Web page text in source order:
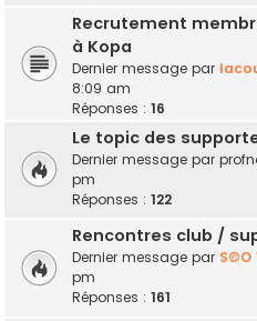
Recrutement
à Kopa
Dernier message par
8:09 am
Réponses : 16
Le topic des
Dernier message par
pm
Réponses : 122
Rencontres club /
Dernier message par S©O
pm
Réponses : 161